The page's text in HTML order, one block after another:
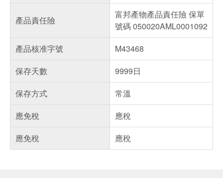
產品責任險
富邦產物產品責任險 保單
號碼 050020AML0001092
產品核准字號
M43468
保存天數
9999日
保存方式
常溫
應免稅
應稅
應免稅
應稅